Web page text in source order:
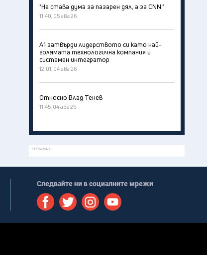
"Не става дума за пазарен дял, а за CNN."
11:40, 05 авг 26
А1 затвърди лидерството си като най-
голямата технологична компания и
системен интегратор
12:01, 04 авг 26
Относно Влад Тенев
11:45, 04 авг 26
Реклама
Следвайте ни в социалните мрежи